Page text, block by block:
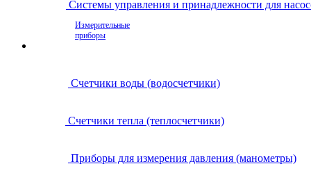
Системы управления и принадлежности для
Измерительные
приборы
Счетчики воды (водосчетчики)
Счетчики тепла (теплосчетчики)
Приборы для измерения давления (манометры)